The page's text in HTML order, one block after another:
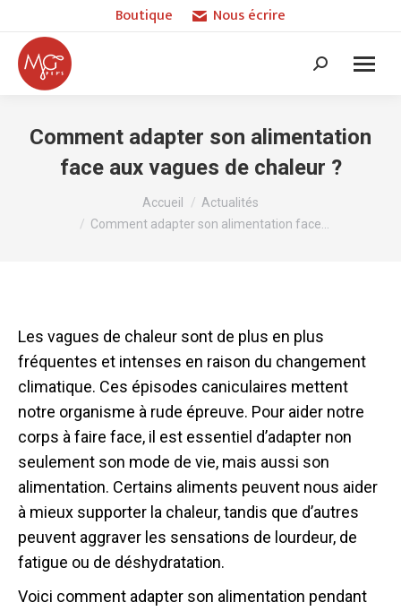
Boutique Nous écrire
Recherche
Comment adapter son alimentation
face aux vagues de chaleur ?
Accueil
Actualités
Comment adapter son alimentation face…
Les vagues de chaleur sont de plus en plus
fréquentes et intenses en raison du changement
climatique. Ces épisodes caniculaires mettent
notre organisme à rude épreuve. Pour aider notre
corps à faire face, il est essentiel d’adapter non
seulement son mode de vie, mais aussi son
alimentation. Certains aliments peuvent nous aider
à mieux supporter la chaleur, tandis que d’autres
peuvent aggraver les sensations de lourdeur, de
fatigue ou de déshydratation.
Voici comment adapter son alimentation pendant